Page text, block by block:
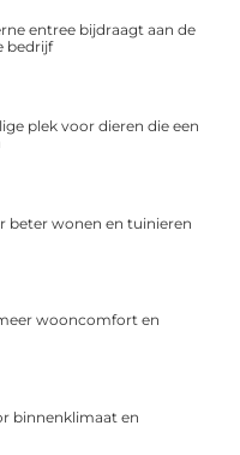
entree bijdraagt aan de
bedrijf
plek voor dieren die een
beter wonen en tuinieren
wooncomfort en
binnenklimaat en